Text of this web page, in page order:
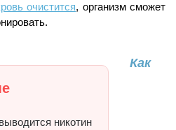
очистится, организм сможет
никотин
Как